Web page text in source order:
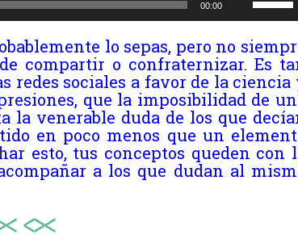
00:00
de
flecha
arriba/
para
o
disminuir
lo sepas, pero no
compartir o confraternizar. Es
redes sociales a favor de la ciencia
que la imposibilidad de
la venerable duda de los que
en poco menos que un
esto, tus conceptos queden con
a los que dudan al